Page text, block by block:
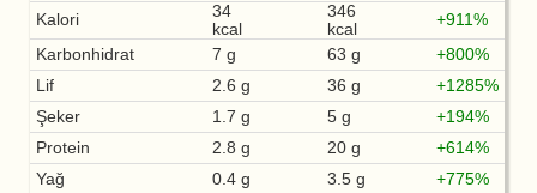
Kalori
34
kcal
346
kcal
+911%
Karbonhidrat
7 g 63 g
+800%
Lif
2.6 g 36 g
+1285%
Şeker
1.7 g 5 g
+194%
Protein
2.8 g 20 g
+614%
Yağ
0.4 g 3.5 g
+775%